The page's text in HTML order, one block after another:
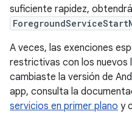
suficiente rapidez,
A veces, las exenciones
restrictivas con los nuevos
cambiaste la versión de
app, consulta la
servicios en primer plano y